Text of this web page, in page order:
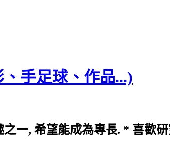
手足球、作品...)
一, 希望能成為專長. * 喜歡